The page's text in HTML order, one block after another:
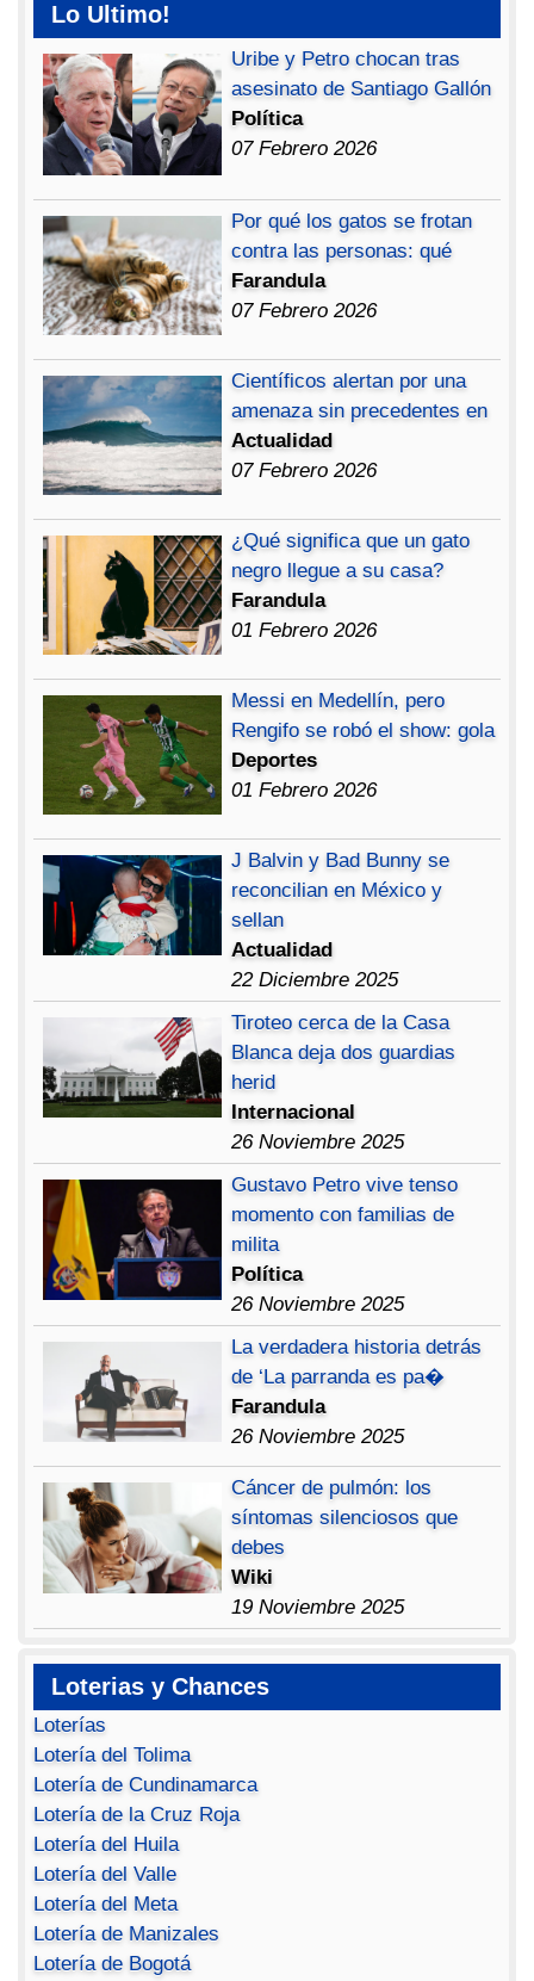
Lo Ultimo!
Uribe y Petro chocan tras
asesinato de Santiago Gallón
Política
07 Febrero 2026
Por qué los gatos se frotan
contra las personas: qué
Farandula
07 Febrero 2026
Científicos alertan por una
amenaza sin precedentes en
Actualidad
07 Febrero 2026
¿Qué significa que un gato
negro llegue a su casa?
Farandula
01 Febrero 2026
Messi en Medellín, pero
Rengifo se robó el show: gola
Deportes
01 Febrero 2026
J Balvin y Bad Bunny se
reconcilian en México y
sellan
Actualidad
22 Diciembre 2025
Tiroteo cerca de la Casa
Blanca deja dos guardias
herid
Internacional
26 Noviembre 2025
Gustavo Petro vive tenso
momento con familias de
milita
Política
26 Noviembre 2025
La verdadera historia detrás
de ‘La parranda es pa�
Farandula
26 Noviembre 2025
Cáncer de pulmón: los
síntomas silenciosos que
debes
Wiki
19 Noviembre 2025
Loterias y Chances
Loterías
Lotería del Tolima
Lotería de Cundinamarca
Lotería de la Cruz Roja
Lotería del Huila
Lotería del Valle
Lotería del Meta
Lotería de Manizales
Lotería de Bogotá